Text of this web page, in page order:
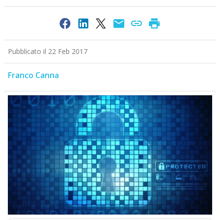
Pubblicato il 22 Feb 2017
Franco Canna